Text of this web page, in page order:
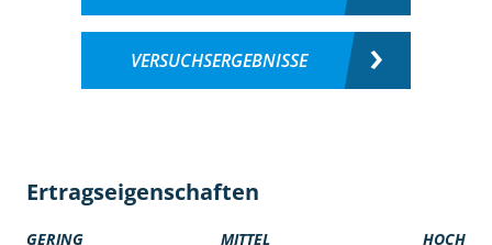
VERSUCHSERGEBNISSE
Ertragseigenschaften
GERING MITTEL HOCH